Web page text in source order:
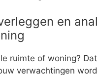
en
ruimte of woning?
verwachtingen